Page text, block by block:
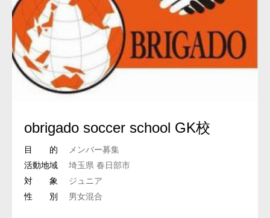
obrigado soccer school GK校
目 的
メンバー募集
活動地域
埼玉県 春日部市
対 象
ジュニア
性 別
男女混合